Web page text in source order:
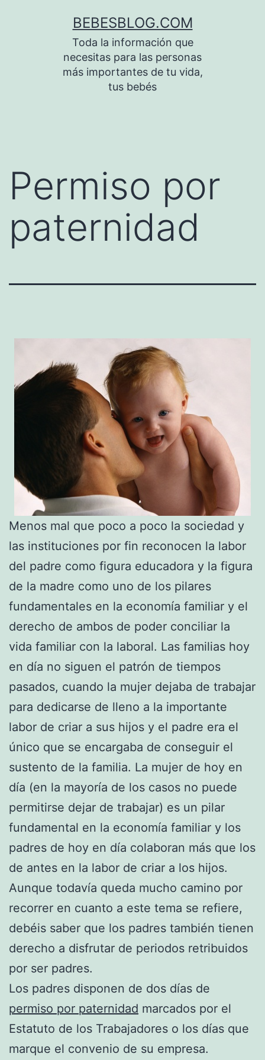
BEBESBLOG.COM
Toda la información que
necesitas para las personas
más importantes de tu vida,
tus bebés
Permiso por
paternidad
Menos mal que poco a poco la sociedad y
las instituciones por fin reconocen la labor
del padre como figura educadora y la figura
de la madre como uno de los pilares
fundamentales en la economía familiar y el
derecho de ambos de poder conciliar la
vida familiar con la laboral. Las familias hoy
en día no siguen el patrón de tiempos
pasados, cuando la mujer dejaba de trabajar
para dedicarse de lleno a la importante
labor de criar a sus hijos y el padre era el
único que se encargaba de conseguir el
sustento de la familia. La mujer de hoy en
día (en la mayoría de los casos no puede
permitirse dejar de trabajar) es un pilar
fundamental en la economía familiar y los
padres de hoy en día colaboran más que los
de antes en la labor de criar a los hijos.
Aunque todavía queda mucho camino por
recorrer en cuanto a este tema se refiere,
debéis saber que los padres también tienen
derecho a disfrutar de periodos retribuidos
por ser padres.
Los padres disponen de dos días de
permiso por paternidad marcados por el
Estatuto de los Trabajadores o los días que
marque el convenio de su empresa.